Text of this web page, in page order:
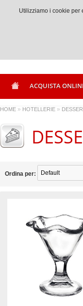
Chiamaci +39 0833917056
ACQUISTA
HOME » HOTELLERIE »
Ordina per:
Utilizziamo i cookie per